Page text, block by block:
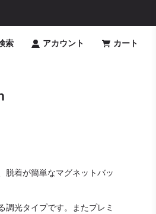
索 アカウント カート
脱着が簡単なマグネットバッ
調光タイプです。またプレミ